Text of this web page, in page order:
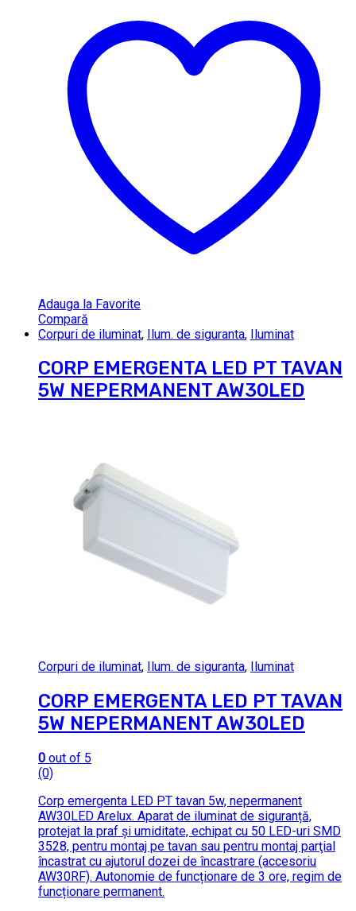
Adauga la Favorite
Compară
Corpuri de iluminat, Ilum. de siguranta, Iluminat
CORP EMERGENTA LED PT TAVAN
5W NEPERMANENT AW30LED
Corpuri de iluminat, Ilum. de siguranta, Iluminat
CORP EMERGENTA LED PT TAVAN
5W NEPERMANENT AW30LED
0 out of 5
(0)
Corp emergenta LED PT tavan 5w, nepermanent
AW30LED Arelux. Aparat de iluminat de siguranță,
protejat la praf şi umiditate, echipat cu 50 LED-uri SMD
3528, pentru montaj pe tavan sau pentru montaj parţial
încastrat cu ajutorul dozei de încastrare (accesoriu
AW30RF). Autonomie de funcționare de 3 ore, regim de
funcționare permanent.